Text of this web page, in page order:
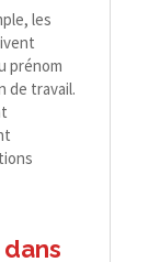
les
prénom
de travail.